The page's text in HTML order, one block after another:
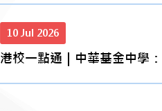
10 Jul 2026
港校一點通｜中華基金中學